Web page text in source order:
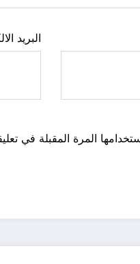
البريد
المرة المقبلة في